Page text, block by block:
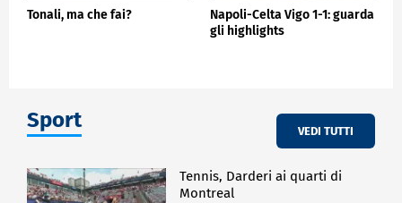
Tonali, ma che fai?
Napoli-Celta Vigo 1-1: guarda
gli highlights
Sport VEDI TUTTI
Tennis, Darderi ai quarti di
Montreal